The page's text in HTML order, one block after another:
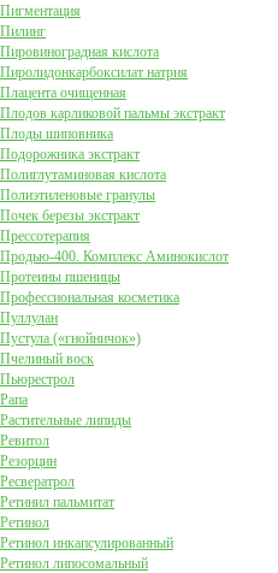
Пигментация
Пилинг
Пировиноградная кислота
Пиролидонкарбоксилат натрия
Плацента очищенная
Плодов карликовой пальмы экстракт
Плоды шиповника
Подорожника экстракт
Полиглутаминовая кислота
Полиэтиленовые гранулы
Почек березы экстракт
Прессотерапия
Продью-400. Комплекс Аминокислот
Протеины пшеницы
Профессиональная косметика
Пуллулан
Пустула («гнойничок»)
Пчелиный воск
Пьюрестрол
Рапа
Растительные липиды
Ревитол
Резорцин
Ресвератрол
Ретинил пальмитат
Ретинол
Ретинол инкапсулированный
Ретинол липосомальный